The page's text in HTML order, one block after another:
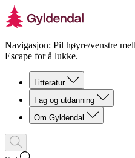
Navigasjon: Pil høyre/venstre
Escape for å lukke.
Litteratur
Fag og utdanning
Om Gyldendal